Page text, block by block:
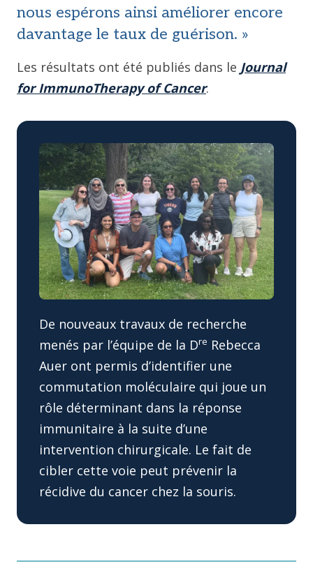
nous espérons ainsi améliorer encore
davantage le taux de guérison. »
Les résultats ont été publiés dans le Journal
for ImmunoTherapy of Cancer.
De nouveaux travaux de recherche
menés par l’équipe de la Dre Rebecca
Auer ont permis d’identifier une
commutation moléculaire qui joue un
rôle déterminant dans la réponse
immunitaire à la suite d’une
intervention chirurgicale. Le fait de
cibler cette voie peut prévenir la
récidive du cancer chez la souris.